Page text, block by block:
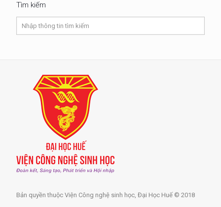
Tìm kiếm
Bản quyền thuộc Viện Công nghệ sinh học, Đại Học Huế © 2018